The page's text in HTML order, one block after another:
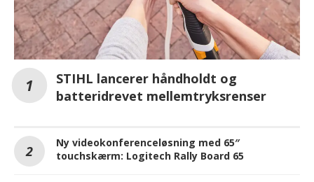
STIHL lancerer håndholdt og
batteridrevet mellemtryksrenser
Ny videokonferenceløsning med 65″
touchskærm: Logitech Rally Board 65